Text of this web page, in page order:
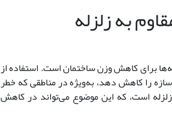
به زلزله
برای کاهش وزن ساختمان است. استفاده از
را کاهش دهد، به‌ویژه در مناطقی که خطر
است، که این موضوع می‌تواند در کاهش